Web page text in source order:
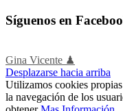
Síguenos en
Gina Vicente ♟
Desplazarse hacia arriba
Utilizamos cookies
la navegación de los